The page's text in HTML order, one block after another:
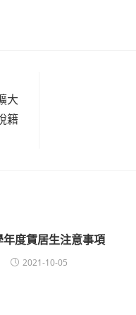
大
籍
年度賃居生注意事項
2021-10-05